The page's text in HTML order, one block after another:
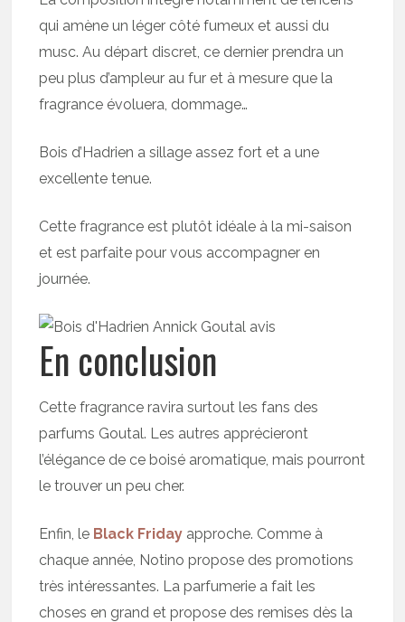
qui amène un léger côté fumeux et aussi du
musc. Au départ discret, ce dernier prendra un
peu plus d’ampleur au fur et à mesure que la
fragrance évoluera, dommage…
Bois d’Hadrien a sillage assez fort et a une
excellente tenue.
Cette fragrance est plutôt idéale à la mi-saison
et est parfaite pour vous accompagner en
journée.
En conclusion
Cette fragrance ravira surtout les fans des
parfums Goutal. Les autres apprécieront
l’élégance de ce boisé aromatique, mais pourront
le trouver un peu cher.
Enfin, le Black Friday approche. Comme à
chaque année, Notino propose des promotions
très intéressantes. La parfumerie a fait les
choses en grand et propose des remises dès la